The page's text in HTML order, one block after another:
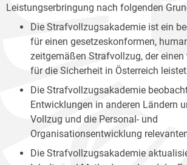
Leistungserbringung nach folgenden
Die Strafvollzugsakademie ist ein
für einen gesetzeskonformen,
zeitgemäßen Strafvollzug, der
für die Sicherheit in Österreich
Die Strafvollzugsakademie
Entwicklungen in anderen Ländern
Vollzug und die Personal- und
Organisationsentwicklung
Die Strafvollzugsakademie